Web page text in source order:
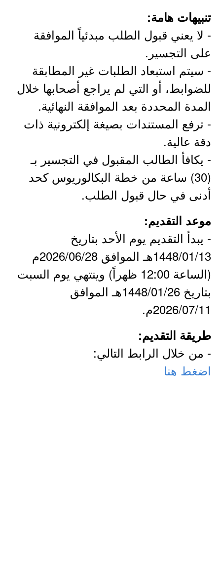
تنبيهات هامة:
- لا يعني قبول الطلب مبدئياً الموافقة
على التجسير.
- سيتم استبعاد الطلبات غير المطابقة
للضوابط، أو التي لم يراجع أصحابها خلال
المدة المحددة بعد الموافقة النهائية.
- ترفع المستندات بصيغة إلكترونية ذات
دقة عالية.
- يكافأ الطالب المقبول في التجسير بـ
(30) ساعة من خطة البكالوريوس كحد
أدنى في حال قبول الطلب.
موعد التقديم:
- يبدأ التقديم يوم الأحد بتاريخ
1448/01/13هـ الموافق 2026/06/28م
(الساعة 12:00 ظهراً) وينتهي يوم السبت
بتاريخ 1448/01/26هـ الموافق
2026/07/11م.
طريقة التقديم:
- من خلال الرابط التالي:
اضغط هنا